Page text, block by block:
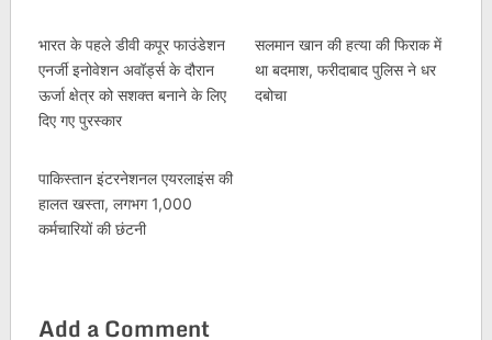
भारत के पहले डीवी कपूर फाउंडेशन
एनर्जी इनोवेशन अवॉर्ड्स के दौरान
ऊर्जा क्षेत्र को सशक्त बनाने के लिए
दिए गए पुरस्कार
सलमान खान की हत्या की फिराक में
था बदमाश, फरीदाबाद पुलिस ने धर
दबोचा
पाकिस्तान इंटरनेशनल एयरलाइंस की
हालत खस्ता, लगभग 1,000
कर्मचारियों की छंटनी
Add a Comment